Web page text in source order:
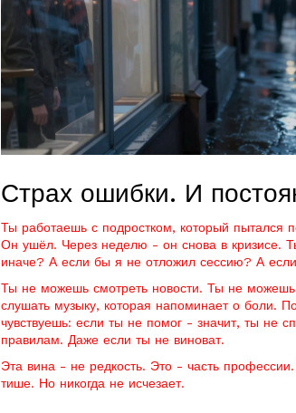
Страх ошибки. И
Ты работаешь с подростком, который пытался
Он ушёл. Через неделю - он снова в кризисе.
иначе? А если бы я не отложил сессию? А
Ты не можешь смотреть новости. Ты не
слушать музыку, которая напоминает о боли.
чувствуешь: если ты не помог - значит, ты не
правилам. Даже если ты не виноват.
Эта вина - не редкость. Это - часть
тише. Но никогда не исчезает.